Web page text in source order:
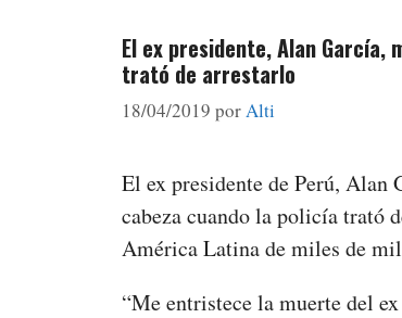
El ex presidente, Alan García,
trató de arrestarlo
18/04/2019 porAlti
El ex presidente de Perú, Alan
cabeza cuando la policía trató
América Latina de miles de
“Me entristece la muerte del